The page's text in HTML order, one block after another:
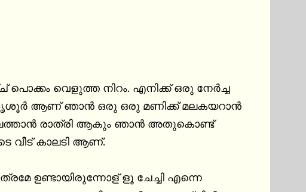
വെളുത്ത നിറം. എനിക്ക് ഒരു നേർച്ച
തൃശൂർ ആണ് ഞാൻ ഒരു ഒരു മണിക്ക് മലകയറാൻ
രാത്രി ആകും ഞാൻ അതുകൊണ്ട്
വീട് കാലടി ആണ്.
ഉണ്ടായിരുന്നോള് ളൂ ചേച്ചി എന്നെ